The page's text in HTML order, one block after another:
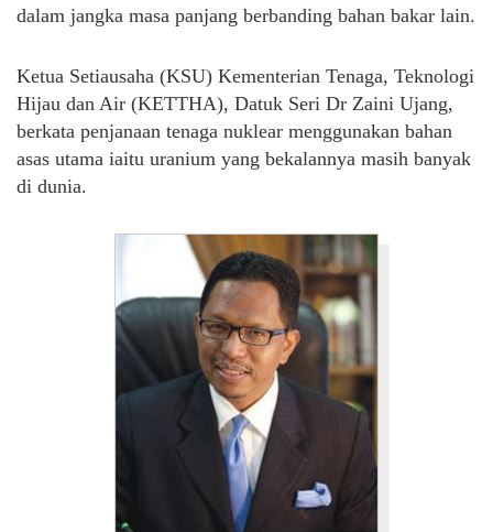
dalam jangka masa panjang berbanding bahan bakar lain.
Ketua Setiausaha (KSU) Kementerian Tenaga, Teknologi
Hijau dan Air (KETTHA), Datuk Seri Dr Zaini Ujang,
berkata penjanaan tenaga nuklear menggunakan bahan
asas utama iaitu uranium yang bekalannya masih banyak
di dunia.